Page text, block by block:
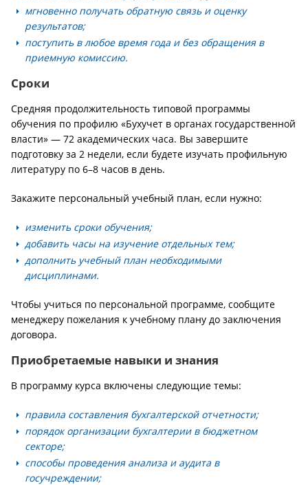
мгновенно получать обратную связь и оценку
результатов;
поступить в любое время года и без обращения в
приемную комиссию.
Сроки
Средняя продолжительность типовой программы
обучения по профилю «Бухучет в органах государственной
власти» — 72 академических часа. Вы завершите
подготовку за 2 недели, если будете изучать профильную
литературу по 6–8 часов в день.
Закажите персональный учебный план, если нужно:
изменить сроки обучения;
добавить часы на изучение отдельных тем;
дополнить учебный план необходимыми
дисциплинами.
Чтобы учиться по персональной программе, сообщите
менеджеру пожелания к учебному плану до заключения
договора.
Приобретаемые навыки и знания
В программу курса включены следующие темы:
правила составления бухгалтерской отчетности;
порядок организации бухгалтерии в бюджетном
секторе;
способы проведения анализа и аудита в
госучреждении;